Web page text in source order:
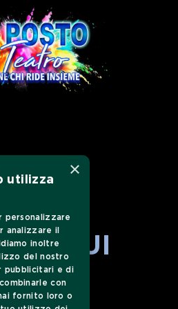
SUI
×
utilizza
personalizzare
analizzare il
inoltre
del nostro
pubblicitari e di
con
fornito loro o